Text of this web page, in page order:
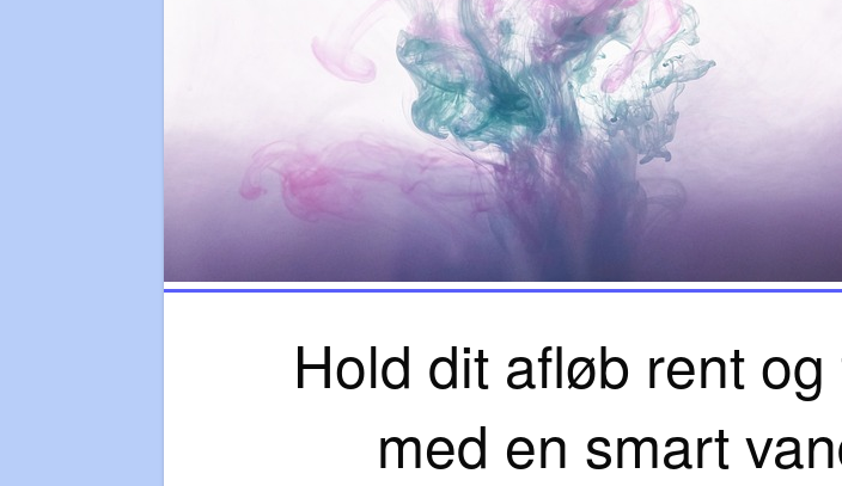
Hold dit afløb rent
med en smart